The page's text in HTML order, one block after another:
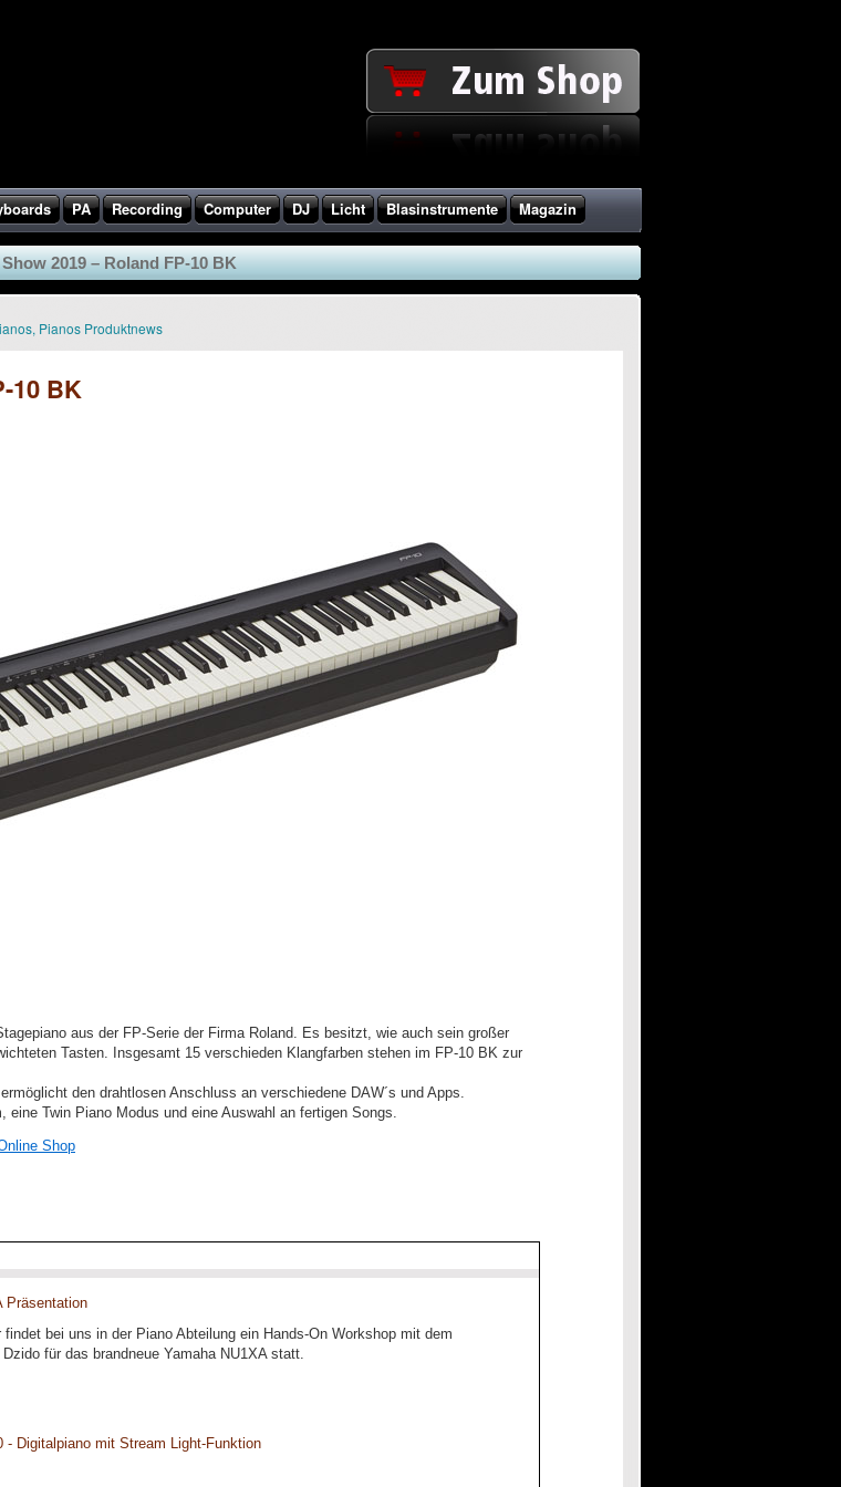
PA Recording Computer DJ Licht Blasinstrumente Magazin
2019 – Roland FP-10 BK
, Pianos Produktnews
10 BK
aus der FP-Serie der Firma Roland. Es besitzt, wie auch sein großer
Tasten. Insgesamt 15 verschieden Klangfarben stehen im FP-10 BK zur
den drahtlosen Anschluss an verschiedene DAW´s und Apps.
Twin Piano Modus und eine Auswahl an fertigen Songs.
Shop
Präsentation
bei uns in der Piano Abteilung ein Hands-On Workshop mit dem
für das brandneue Yamaha NU1XA statt.
- Digitalpiano mit Stream Light-Funktion